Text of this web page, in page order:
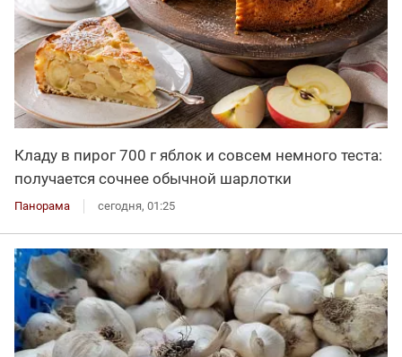
Кладу в пирог 700 г яблок и совсем немного теста:
получается сочнее обычной шарлотки
Панорама сегодня, 01:25